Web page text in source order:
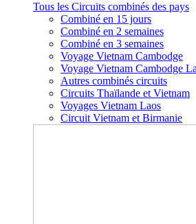
Tous les Circuits combinés des pays
Combiné en 15 jours
Combiné en 2 semaines
Combiné en 3 semaines
Voyage Vietnam Cambodge
Voyage Vietnam Cambodge
Autres combinés circuits
Circuits Thaïlande et Vietnam
Voyages Vietnam Laos
Circuit Vietnam et Birmanie